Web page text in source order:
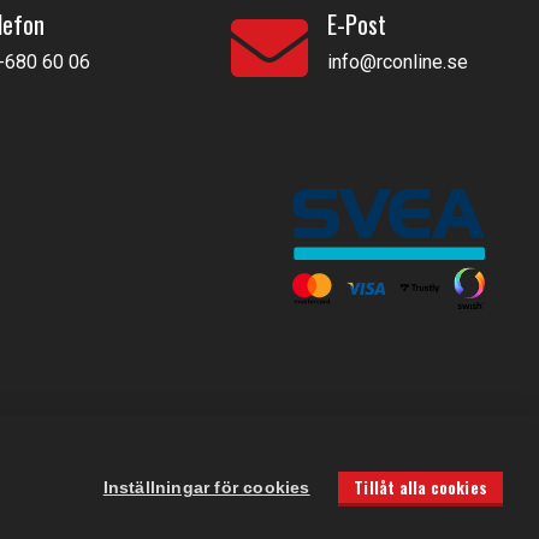
60 06
E-Post
info@rconline.se
Inställningar för cookies Tillåt alla cookies